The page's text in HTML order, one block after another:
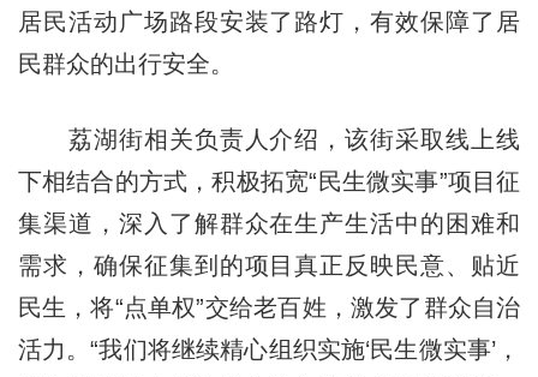
居民活动广场路段安装了路灯，有效保障了居
民群众的出行安全。
荔湖街相关负责人介绍，该街采取线上线
下相结合的方式，积极拓宽“民生微实事”项目征
集渠道，深入了解群众在生产生活中的困难和
需求，确保征集到的项目真正反映民意、贴近
民生，将“点单权”交给老百姓，激发了群众自治
活力。“我们将继续精心组织实施‘民生微实事’，